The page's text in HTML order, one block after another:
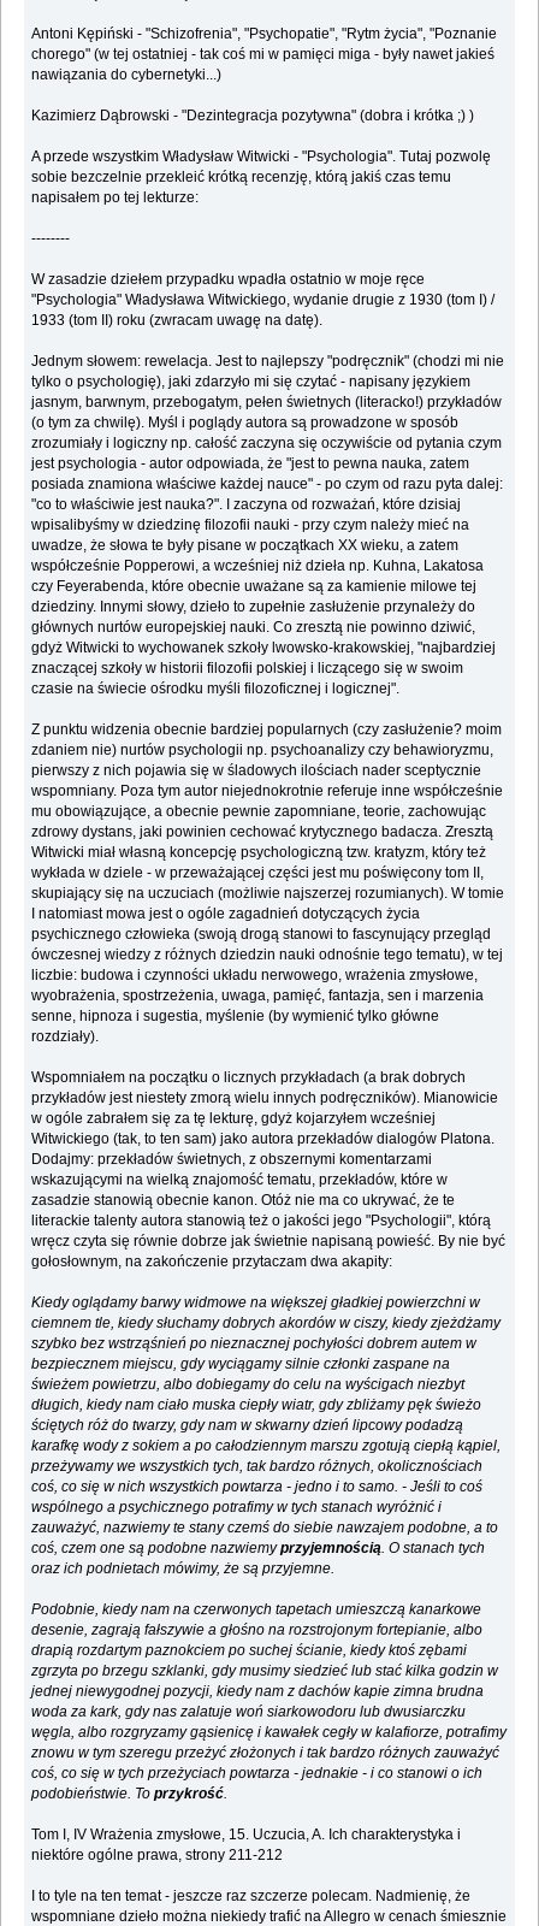
Antoni Kępiński - "Schizofrenia", "Psychopatie", "Rytm życia", "Poznanie
chorego" (w tej ostatniej - tak coś mi w pamięci miga - były nawet jakieś
nawiązania do cybernetyki...)
Kazimierz Dąbrowski - "Dezintegracja pozytywna" (dobra i krótka ;) )
A przede wszystkim Władysław Witwicki - "Psychologia". Tutaj pozwolę
sobie bezczelnie przekleić krótką recenzję, którą jakiś czas temu
napisałem po tej lekturze:
--------
W zasadzie dziełem przypadku wpadła ostatnio w moje ręce
"Psychologia" Władysława Witwickiego, wydanie drugie z 1930 (tom I) /
1933 (tom II) roku (zwracam uwagę na datę).
Jednym słowem: rewelacja. Jest to najlepszy "podręcznik" (chodzi mi nie
tylko o psychologię), jaki zdarzyło mi się czytać - napisany językiem
jasnym, barwnym, przebogatym, pełen świetnych (literacko!) przykładów
(o tym za chwilę). Myśl i poglądy autora są prowadzone w sposób
zrozumiały i logiczny np. całość zaczyna się oczywiście od pytania czym
jest psychologia - autor odpowiada, że "jest to pewna nauka, zatem
posiada znamiona właściwe każdej nauce" - po czym od razu pyta dalej:
"co to właściwie jest nauka?". I zaczyna od rozważań, które dzisiaj
wpisalibyśmy w dziedzinę filozofii nauki - przy czym należy mieć na
uwadze, że słowa te były pisane w początkach XX wieku, a zatem
współcześnie Popperowi, a wcześniej niż dzieła np. Kuhna, Lakatosa
czy Feyerabenda, które obecnie uważane są za kamienie milowe tej
dziedziny. Innymi słowy, dzieło to zupełnie zasłużenie przynależy do
głównych nurtów europejskiej nauki. Co zresztą nie powinno dziwić,
gdyż Witwicki to wychowanek szkoły lwowsko-krakowskiej, "najbardziej
znaczącej szkoły w historii filozofii polskiej i liczącego się w swoim
czasie na świecie ośrodku myśli filozoficznej i logicznej".
Z punktu widzenia obecnie bardziej popularnych (czy zasłużenie? moim
zdaniem nie) nurtów psychologii np. psychoanalizy czy behawioryzmu,
pierwszy z nich pojawia się w śladowych ilościach nader sceptycznie
wspomniany. Poza tym autor niejednokrotnie referuje inne współcześnie
mu obowiązujące, a obecnie pewnie zapomniane, teorie, zachowując
zdrowy dystans, jaki powinien cechować krytycznego badacza. Zresztą
Witwicki miał własną koncepcję psychologiczną tzw. kratyzm, który też
wykłada w dziele - w przeważającej części jest mu poświęcony tom II,
skupiający się na uczuciach (możliwie najszerzej rozumianych). W tomie
I natomiast mowa jest o ogóle zagadnień dotyczących życia
psychicznego człowieka (swoją drogą stanowi to fascynujący przegląd
ówczesnej wiedzy z różnych dziedzin nauki odnośnie tego tematu), w tej
liczbie: budowa i czynności układu nerwowego, wrażenia zmysłowe,
wyobrażenia, spostrzeżenia, uwaga, pamięć, fantazja, sen i marzenia
senne, hipnoza i sugestia, myślenie (by wymienić tylko główne
rozdziały).
Wspomniałem na początku o licznych przykładach (a brak dobrych
przykładów jest niestety zmorą wielu innych podręczników). Mianowicie
w ogóle zabrałem się za tę lekturę, gdyż kojarzyłem wcześniej
Witwickiego (tak, to ten sam) jako autora przekładów dialogów Platona.
Dodajmy: przekładów świetnych, z obszernymi komentarzami
wskazującymi na wielką znajomość tematu, przekładów, które w
zasadzie stanowią obecnie kanon. Otóż nie ma co ukrywać, że te
literackie talenty autora stanowią też o jakości jego "Psychologii", którą
wręcz czyta się równie dobrze jak świetnie napisaną powieść. By nie być
gołosłownym, na zakończenie przytaczam dwa akapity:
Kiedy oglądamy barwy widmowe na większej gładkiej powierzchni w
ciemnem tle, kiedy słuchamy dobrych akordów w ciszy, kiedy zjeżdżamy
szybko bez wstrząśnień po nieznacznej pochyłości dobrem autem w
bezpiecznem miejscu, gdy wyciągamy silnie członki zaspane na
świeżem powietrzu, albo dobiegamy do celu na wyścigach niezbyt
długich, kiedy nam ciało muska ciepły wiatr, gdy zbliżamy pęk świeżo
ściętych róż do twarzy, gdy nam w skwarny dzień lipcowy podadzą
karafkę wody z sokiem a po całodziennym marszu zgotują ciepłą kąpiel,
przeżywamy we wszystkich tych, tak bardzo różnych, okolicznościach
coś, co się w nich wszystkich powtarza - jedno i to samo. - Jeśli to coś
wspólnego a psychicznego potrafimy w tych stanach wyróżnić i
zauważyć, nazwiemy te stany czemś do siebie nawzajem podobne, a to
coś, czem one są podobne nazwiemyprzyjemnością . O stanach tych
oraz ich podnietach mówimy, że są przyjemne.
Podobnie, kiedy nam na czerwonych tapetach umieszczą kanarkowe
desenie, zagrają fałszywie a głośno na rozstrojonym fortepianie, albo
drapią rozdartym paznokciem po suchej ścianie, kiedy ktoś zębami
zgrzyta po brzegu szklanki, gdy musimy siedzieć lub stać kilka godzin w
jednej niewygodnej pozycji, kiedy nam z dachów kapie zimna brudna
woda za kark, gdy nas zalatuje woń siarkowodoru lub dwusiarczku
węgla, albo rozgryzamy gąsienicę i kawałek cegły w kalafiorze, potrafimy
znowu w tym szeregu przeżyć złożonych i tak bardzo różnych zauważyć
coś, co się w tych przeżyciach powtarza - jednakie - i co stanowi o ich
podobieństwie. Toprzykrość
Tom I, IV Wrażenia zmysłowe, 15. Uczucia, A. Ich charakterystyka i
niektóre ogólne prawa, strony 211-212
I to tyle na ten temat - jeszcze raz szczerze polecam. Nadmienię, że
wspomniane dzieło można niekiedy trafić na Allegro w cenach śmiesznie